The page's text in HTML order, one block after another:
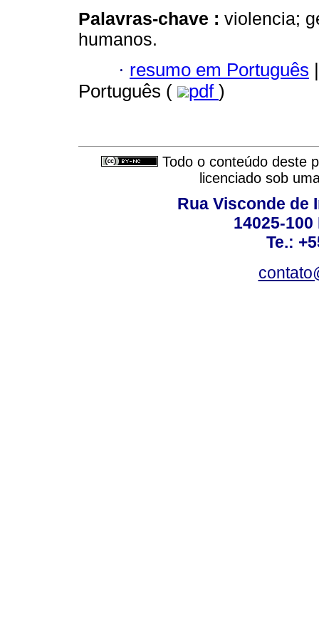
Palavras-chave : violencia;
humanos.
· resumo em Português |
Português (
pdf )
Todo o conteúdo deste
licenciado sob
Rua Visconde de
14025-
Te.: